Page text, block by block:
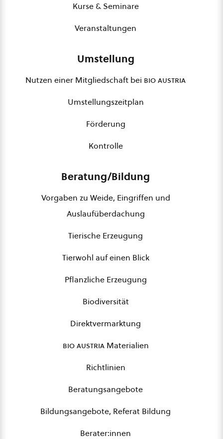
Kurse & Seminare
Veranstaltungen
Umstellung
Nutzen einer Mitgliedschaft bei bio austria
Umstellungszeitplan
Förderung
Kontrolle
Beratung/Bildung
Vorgaben zu Weide, Eingriffen und
Auslaufüberdachung
Tierische Erzeugung
Tierwohl auf einen Blick
Pflanzliche Erzeugung
Biodiversität
Direktvermarktung
bio austriaMaterialien
Richtlinien
Beratungsangebote
Bildungsangebote, Referat Bildung
Berater:innen